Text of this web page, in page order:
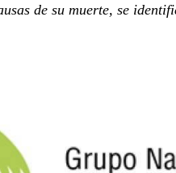
de su muerte, se